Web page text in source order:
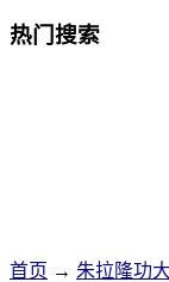
热门搜索
首页 → 朱拉隆功